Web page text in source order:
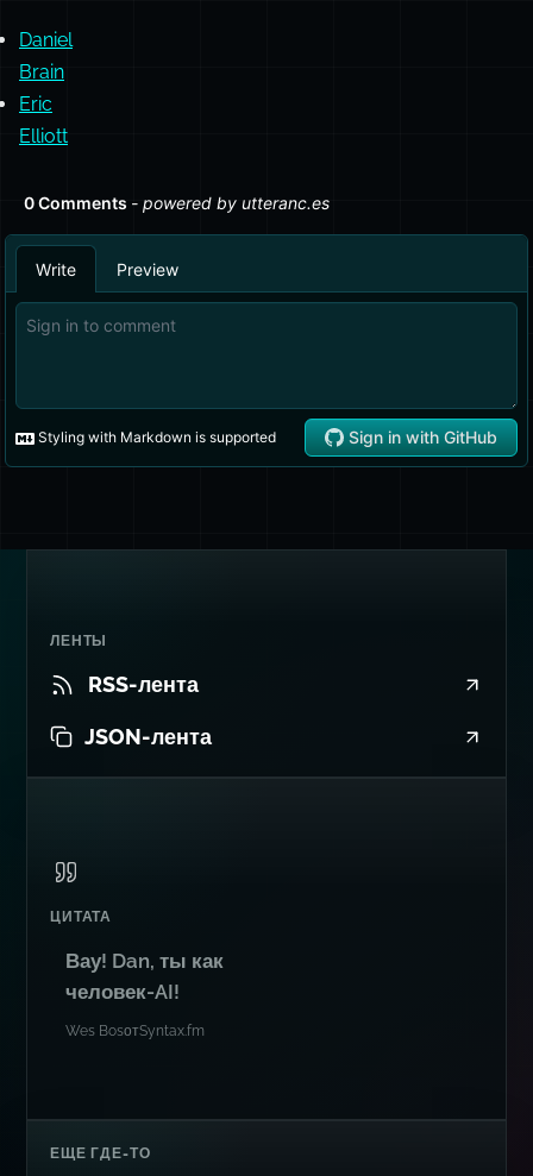
Daniel
Brain
Eric
Elliott
ЛЕНТЫ
RSS-лента
JSON-лента
ЦИТАТА
Вау! Dan, ты как
человек-AI!
Wes BosотSyntax.fm
ЕЩЕ ГДЕ-ТО